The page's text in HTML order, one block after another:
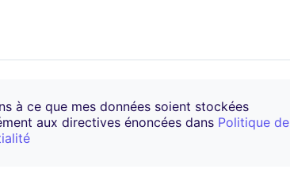
à ce que mes données soient stockées
aux directives énoncées dans Politique de